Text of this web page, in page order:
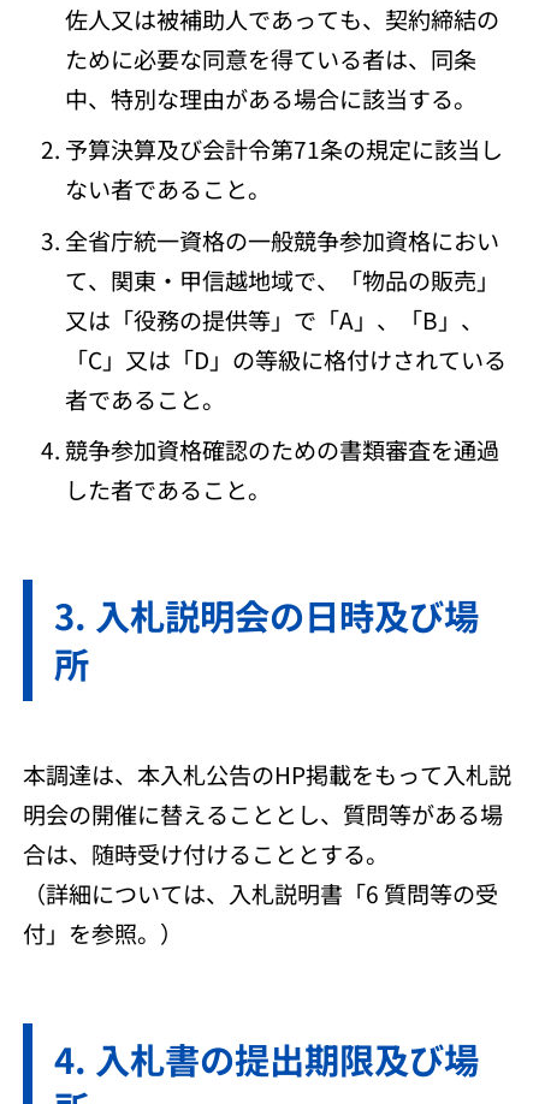
佐人又は被補助人であっても、契約締結の
ために必要な同意を得ている者は、同条
中、特別な理由がある場合に該当する。
予算決算及び会計令第71条の規定に該当し
ない者であること。
全省庁統一資格の一般競争参加資格におい
て、関東・甲信越地域で、「物品の販売」
又は「役務の提供等」で「A」、「B」、
「C」又は「D」の等級に格付けされている
者であること。
競争参加資格確認のための書類審査を通過
した者であること。
入札説明会の日時及び場
所
本調達は、本入札公告のHP掲載をもって入札説
明会の開催に替えることとし、質問等がある場
合は、随時受け付けることとする。
（詳細については、入札説明書「6 質問等の受
付」を参照。）
入札書の提出期限及び場